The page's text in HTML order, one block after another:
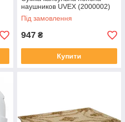
наушников UVEX (2000002)
Під замовлення
947 ₴
Купити